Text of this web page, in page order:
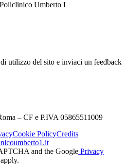
Umberto I
utilizzo del sito e inviaci un feedback
– CF e P.IVA 05865511009
Cookie PolicyCredits
and the Google Privacy
apply.